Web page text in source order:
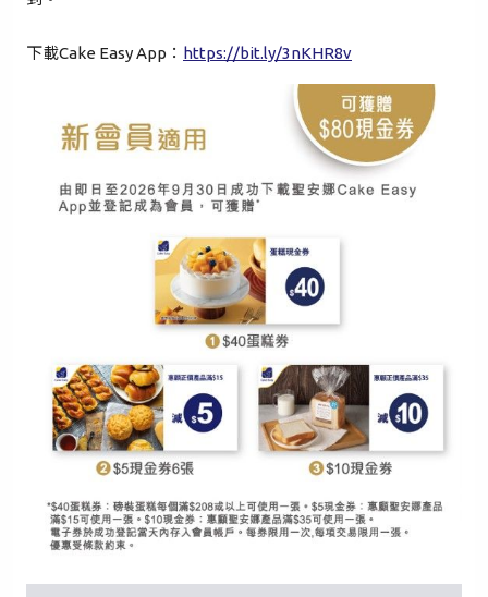
手提電話登入 電郵地址登入
已驗證之手提電話號碼*
+852
密碼*
忘記密碼？
下載Cake Easy App： https://bit.ly/3nKHR8v